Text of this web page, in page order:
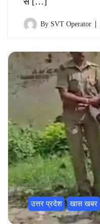
By SVT Operator
उत्तर प्रदेश खास खबर